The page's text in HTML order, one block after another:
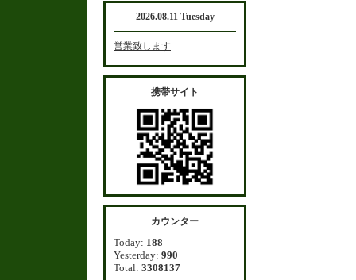
2026.08.11 Tuesday
営業致します
携帯サイト
カウンター
Today: 188
Yesterday: 990
Total: 3308137